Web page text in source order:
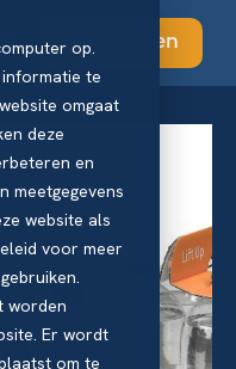
op.
te
omgaat
deze
en
meetgegevens
website als
voor meer
worden
Er wordt
om te
Abonneren